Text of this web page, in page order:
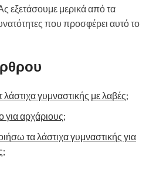
εξετάσουμε μερικά από τα
που προσφέρει αυτό το
λάστιχα γυμναστικής με λαβές;
για αρχάριους;
τα λάστιχα γυμναστικής για